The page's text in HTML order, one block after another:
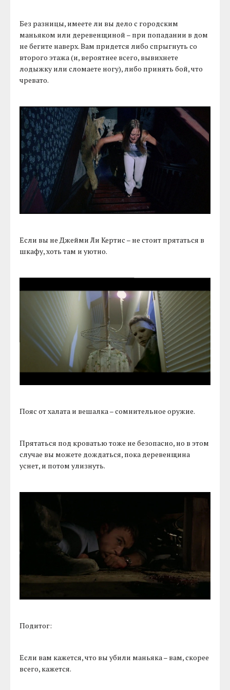
Без разницы, имеете ли вы дело с городским
маньяком или деревенщиной – при попадании в дом
не бегите наверх. Вам придется либо спрыгнуть со
второго этажа (и, вероятнее всего, вывихнете
лодыжку или сломаете ногу), либо принять бой, что
чревато.
Если вы не Джейми Ли Кертис – не стоит прятаться в
шкафу, хоть там и уютно.
Пояс от халата и вешалка – сомнительное оружие.
Прятаться под кроватью тоже не безопасно, но в этом
случае вы можете дождаться, пока деревенщина
уснет, и потом улизнуть.
Подитог:
Если вам кажется, что вы убили маньяка – вам, скорее
всего, кажется.